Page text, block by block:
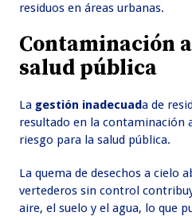
residuos en áreas urbanas.
Contaminación
salud pública
La gestión inadecuada de
resultado en la contaminación
riesgo para la salud pública.
La quema de desechos a cielo
vertederos sin control
aire, el suelo y el agua, lo que